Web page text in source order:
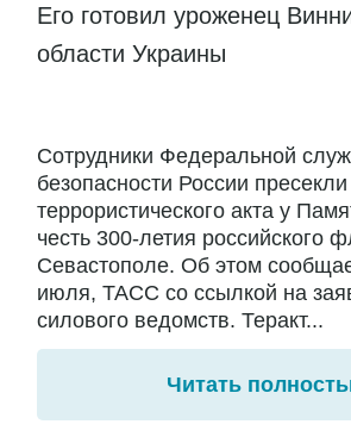
Его готовил уроженец
области Украины
Сотрудники Федеральной
безопасности России
террористического акта у
честь 300-летия российского
Севастополе. Об этом
июля, ТАСС со ссылкой на
силового ведомств. Теракт...
Читать